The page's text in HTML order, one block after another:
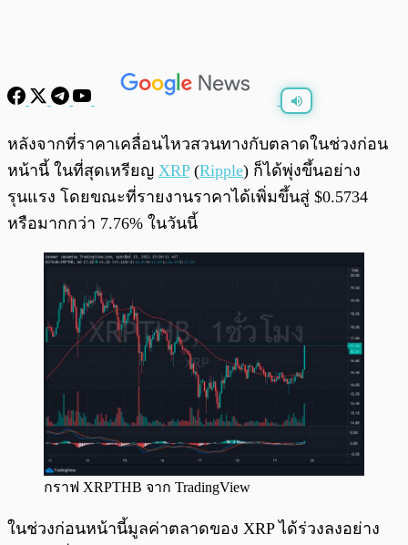
พร้อมเล่น 0:00 / 0:00
หลังจากที่ราคาเคลื่อนไหวสวนทางกับตลาดในช่วงก่อน
หน้านี้ ในที่สุดเหรียญ XRP(Ripple) ก็ได้พุ่งขึ้นอย่าง
รุนแรง โดยขณะที่รายงานราคาได้เพิ่มขึ้นสู่ $0.5734
หรือมากกว่า 7.76% ในวันนี้
กราฟ XRPTHB จาก TradingView
ในช่วงก่อนหน้านี้มูลค่าตลาดของ XRP ได้ร่วงลงอย่าง